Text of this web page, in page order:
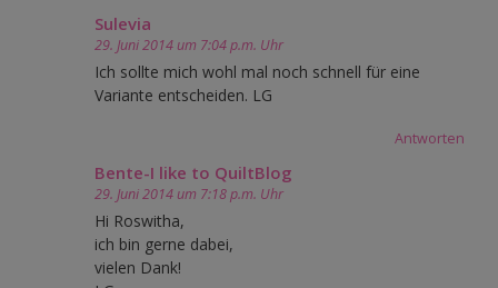
Sulevia
29. Juni 2014 um 7:04 p.m. Uhr
Ich sollte mich wohl mal noch schnell für eine
Variante entscheiden. LG
Antworten
Bente-I like to QuiltBlog
29. Juni 2014 um 7:18 p.m. Uhr
Hi Roswitha,
ich bin gerne dabei,
vielen Dank!